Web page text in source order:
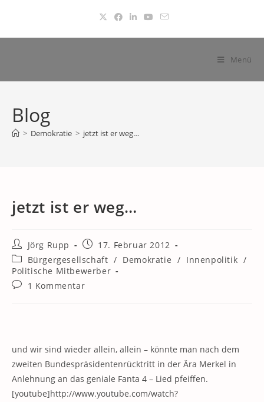
springen
Menü
Blog
> Demokratie > jetzt ist er weg…
jetzt ist er weg…
Beitrags-
Autor:
Jörg Rupp
Beitrag
veröffentlicht:
17. Februar 2012
Beitrags-
Kategorie:
Bürgergesellschaft / Demokratie / Innenpolitik /
Politische Mitbewerber
Beitrags-
1 Kommentar
und wir sind wieder allein, allein – könnte man nach dem
zweiten Bundespräsidentenrücktritt in der Ära Merkel in
Anlehnung an das geniale Fanta 4 – Lied pfeiffen.
[youtube]http://www.youtube.com/watch?